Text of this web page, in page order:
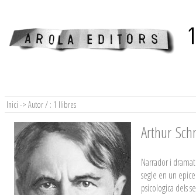
Inici -> Autor / : 1 llibres
Arthur
Narrador i
segle en un
psicologica dels